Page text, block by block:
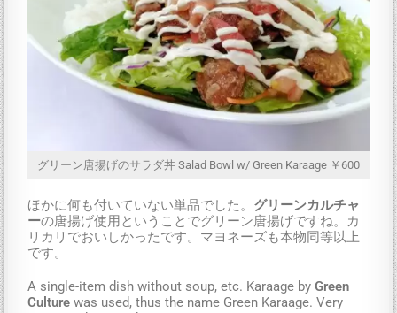
グリーン唐揚げのサラダ丼 Salad Bowl w/ Green Karaage ￥600
ほかに何も付いていない単品でした。 グリーンカルチャ
ーの唐揚げ使用ということでグリーン唐揚げですね。カ
リカリでおいしかったです。マヨネーズも本物同等以上
です。
A single-item dish without soup, etc. Karaage byGreen
Culture was used, thus the name Green Karaage. Very